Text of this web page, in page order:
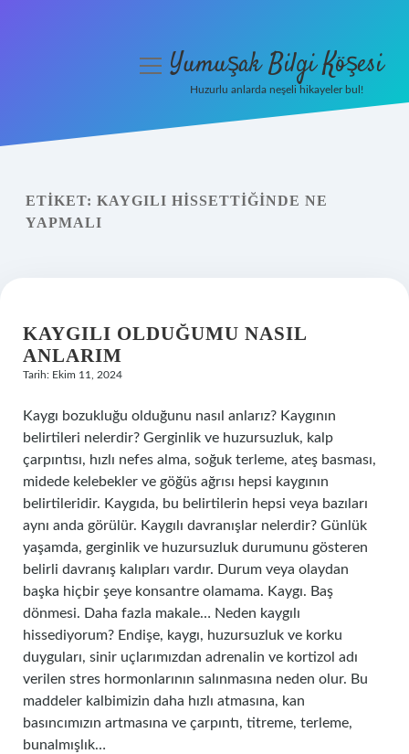
Yasal Uyarı
menüyüYumuşak Bilgi Köşesi
Huzurlu anlarda neşeli hikayeler bul!
ETIKET: KAYGILI HISSETTIĞINDE NE
YAPMALI
KAYGILI OLDUĞUMU NASIL
ANLARIM
Tarih: Ekim 11, 2024
Kaygı bozukluğu olduğunu nasıl anlarız? Kaygının
belirtileri nelerdir? Gerginlik ve huzursuzluk, kalp
çarpıntısı, hızlı nefes alma, soğuk terleme, ateş basması,
midede kelebekler ve göğüs ağrısı hepsi kaygının
belirtileridir. Kaygıda, bu belirtilerin hepsi veya bazıları
aynı anda görülür. Kaygılı davranışlar nelerdir? Günlük
yaşamda, gerginlik ve huzursuzluk durumunu gösteren
belirli davranış kalıpları vardır. Durum veya olaydan
başka hiçbir şeye konsantre olamama. Kaygı. Baş
dönmesi. Daha fazla makale… Neden kaygılı
hissediyorum? Endişe, kaygı, huzursuzluk ve korku
duyguları, sinir uçlarımızdan adrenalin ve kortizol adı
verilen stres hormonlarının salınmasına neden olur. Bu
maddeler kalbimizin daha hızlı atmasına, kan
basıncımızın artmasına ve çarpıntı, titreme, terleme,
bunalmışlık…